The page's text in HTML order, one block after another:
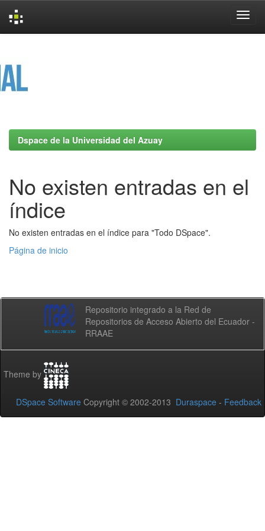
Dspace de la Universidad del Azuay
No existen entradas en el
índice
No existen entradas en el índice para "Todo DSpace".
Página de inicio
Repositorio integrado a la Red de
Repositorios de Acceso Abierto del Ecuador -
RRAAE
Theme by
DSpace Software Copyright © 2002-2013 Duraspace - Feedback